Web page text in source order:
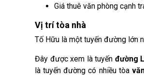
Giá thuê văn phòng cạnh
Vị trí tòa nhà
Tố Hữu là một tuyến đường lớn
Đây được xem là tuyến đường
là tuyến đường có nhiều tòa